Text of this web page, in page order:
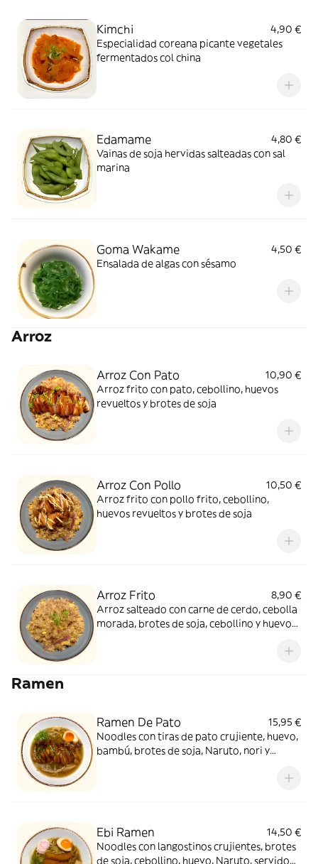
Kimchi
4,90 €
Especialidad coreana picante vegetales
fermentados col china
Edamame
4,80 €
Vainas de soja hervidas salteadas con sal
marina
Goma Wakame
4,50 €
Ensalada de algas con sésamo
Arroz
Arroz Con Pato
10,90 €
Arroz frito con pato, cebollino, huevos
revueltos y brotes de soja
Arroz Con Pollo
10,50 €
Arroz frito con pollo frito, cebollino,
huevos revueltos y brotes de soja
Arroz Frito
8,90 €
Arroz salteado con carne de cerdo, cebolla
morada, brotes de soja, cebollino y huevos
Ramen
Ramen De Pato
15,95 €
Noodles con tiras de pato crujiente, huevo,
bambú, brotes de soja, Naruto, nori y
Ebi Ramen
14,50 €
Noodles con langostinos crujientes, brotes
de soja, cebollino, huevo, Naruto, servido